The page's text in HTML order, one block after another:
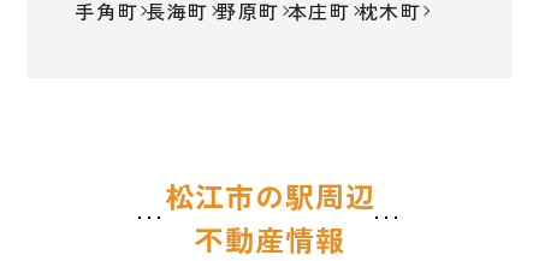
手角町 長海町 野原町 本庄町 枕木町
松江市の駅周辺
不動産情報